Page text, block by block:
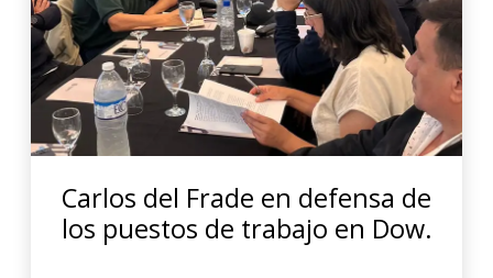
Carlos del Frade en defensa de
los puestos de trabajo en Dow.